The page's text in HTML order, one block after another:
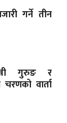
गर्ने तीन
गुरुङ र
चरणको वार्ता